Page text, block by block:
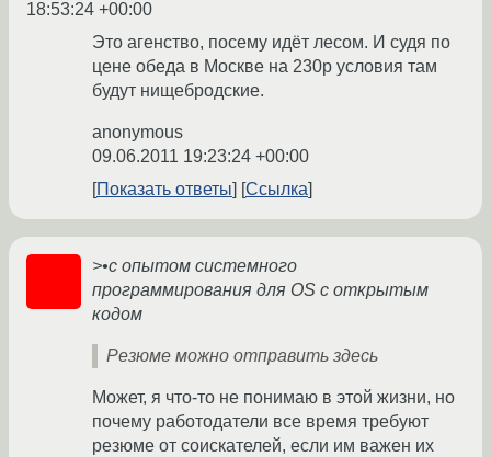
18:53:24 +00:00
Это агенство, посему идёт лесом. И судя по
цене обеда в Москве на 230р условия там
будут нищебродские.
anonymous
09.06.2011 19:23:24 +00:00
Показать ответы
Ссылка
>•с опытом системного
программирования для OS с открытым
кодом
Резюме можно отправить здесь
Может, я что-то не понимаю в этой жизни, но
почему работодатели все время требуют
резюме от соискателей, если им важен их